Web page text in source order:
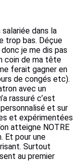
dans la
trop bas. Déçue
je me dis pas
coin de ma tête
ferait gagner en
de congés etc).
avec un
rassuré c’est
et sur
et expérimentées
atteigne NOTRE
Et pour une
Surtout
au premier